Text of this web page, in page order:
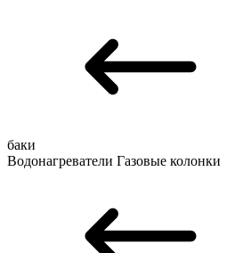
баки
Водонагреватели Газовые колонки